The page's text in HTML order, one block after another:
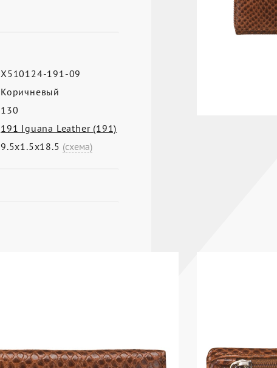
X510124-191-09
Коричневый
130
191 Iguana Leather (191)
9.5х1.5х18.5 (схема)